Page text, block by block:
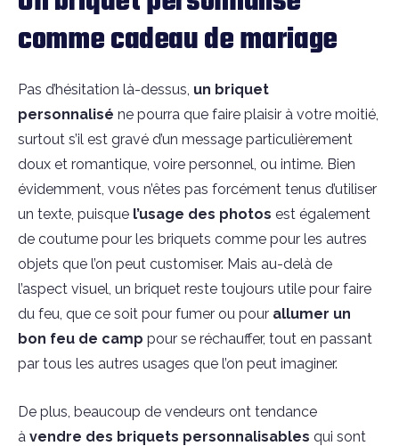
comme cadeau de mariage
Pas d’hésitation là-dessus, un briquet
personnalisé ne pourra que faire plaisir à votre moitié,
surtout s’il est gravé d’un message particulièrement
doux et romantique, voire personnel, ou intime. Bien
évidemment, vous n’êtes pas forcément tenus d’utiliser
un texte, puisque l’usage des photos est également
de coutume pour les briquets comme pour les autres
objets que l’on peut customiser. Mais au-delà de
l’aspect visuel, un briquet reste toujours utile pour faire
du feu, que ce soit pour fumer ou pour allumer un
bon feu de camp pour se réchauffer, tout en passant
par tous les autres usages que l’on peut imaginer.
De plus, beaucoup de vendeurs ont tendance
à vendre des briquets personnalisables qui sont